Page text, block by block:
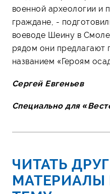
военной археологии и
граждане, -
воеводе Шеину в
рядом они предлагают
названием «Героям
Сергей Евгеньев
Специально для
ЧИТАТЬ
МАТЕРИАЛЫ